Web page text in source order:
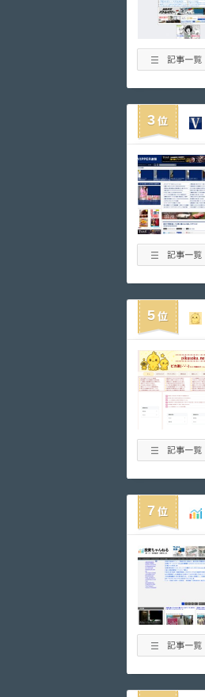
3
5
7